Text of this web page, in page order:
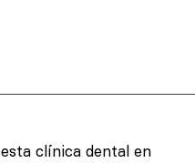
clínica dental en